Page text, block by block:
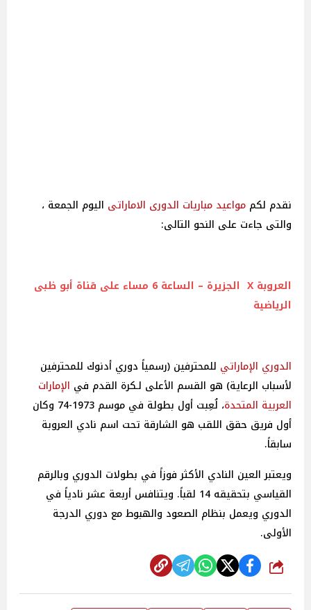
نقدم لكم مواعيد مباريات الدورى الاماراتى اليوم الجمعة ،
والتى جاءت على النحو التالى:
العروبة X الجزيرة – الساعة 6 مساء على قناة أبو ظبى
الرياضية
الدوري الإماراتي للمحترفين (رسمياً دوري أدنوك للمحترفين
لأسباب الرعاية) هو القسم الأعلى لـكرة القدم في الإمارات
العربية المتحدة
، لُعِبت أول بطولة في موسم 1973-74 وكان
أول فريق حقق اللقب هو الشارقة تحت اسم نادي العروبة
سابقاً.
ويعتبر العين النادي الأكثر فوزاً في بطولات الدوري وبالرقم
القياسي بتحقيقه 14 لقباً. ويتنافس أربعة عشر نادياً في
الدوري ويعمل بنظام الصعود والهبوط مع دوري الدرجة
الأولى.
شارك